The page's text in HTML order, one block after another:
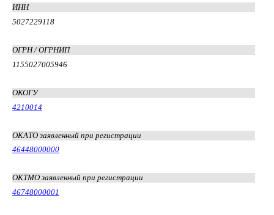
ИНН
5027229118
ОГРН / ОГРНИП
1155027005946
ОКОГУ
4210014
ОКАТО заявленный при регистрации
46448000000
ОКТМО заявленный при регистрации
46748000001